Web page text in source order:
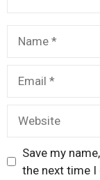
Save my
the next time I